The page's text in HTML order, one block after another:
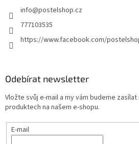
info@postelshop.cz
777103535
https://www.facebook.com/
Odebírat newsletter
Vložte svůj e-mail a my vám budeme
produktech na našem e-shopu.
E-mail